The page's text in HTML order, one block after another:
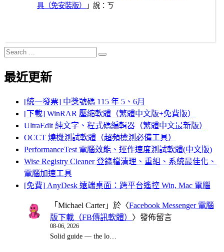
具（免安裝版）
」說：ㄎ
Search
for:
Search
最近更新
[統一發票] 中獎號碼 115 年 5、6月
[下載] WinRAR 壓縮軟體（繁體中文版+免費版）
UltraEdit 純文字、程式碼編輯器（繁體中文最新版）
OCCT 燒機測試軟體（超頻檢測必備工具）
PerformanceTest 電腦效能、運作速度測試軟體(中文版)
Wise Registry Cleaner 登錄檔清理、重組、系統最佳化、
電腦加速工具
[免費] AnyDesk 遠端桌面：跨平台遙控 Win, Mac 電腦
「 Michael Carter」於〈Facebook Messenger 電腦
版下載（FB傳訊軟體） 〉發佈留言
08-06, 2026
Solid guide — the lo…